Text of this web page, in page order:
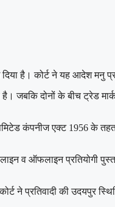
है। कोर्ट ने यह आदेश मनु
जबकि दोनों के बीच ट्रेड
कंपनीज एक्ट 1956 के तहत
व ऑफलाइन प्रतियोगी
ने प्रतिवादी की उदयपुर